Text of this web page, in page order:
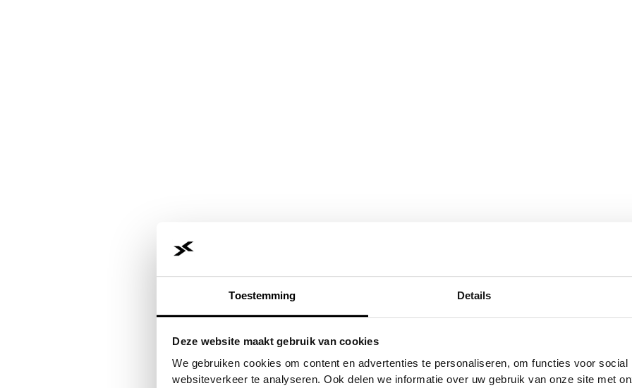
Toestemming Details
Deze website maakt gebruik van cookies
We gebruiken cookies om content en advertenties te personaliseren, om functies voor
websiteverkeer te analyseren. Ook delen we informatie over uw gebruik van onze site met
Application error: aclient-side exception has occurred while loadingwww.jvk.nl(see the